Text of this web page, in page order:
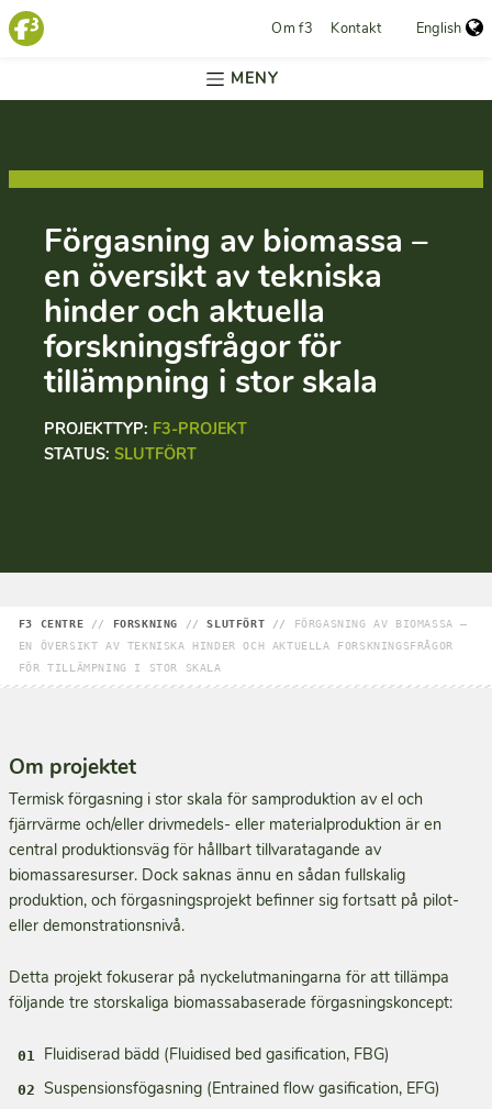
Om f3 Kontakt English
MENY
Förgasning av biomassa –
en översikt av tekniska
hinder och aktuella
forskningsfrågor för
tillämpning i stor skala
PROJEKTTYP: F3-PROJEKT
STATUS: SLUTFÖRT
F3 CENTRE // FORSKNING //SLUTFÖRT //
FÖRGASNING AV BIOMASSA –
EN ÖVERSIKT AV TEKNISKA HINDER OCH AKTUELLA FORSKNINGSFRÅGOR
FÖR TILLÄMPNING I STOR SKALA
Om projektet
Termisk förgasning i stor skala för samproduktion av el och
fjärrvärme och/eller drivmedels- eller materialproduktion är en
central produktionsväg för hållbart tillvaratagande av
biomassaresurser. Dock saknas ännu en sådan fullskalig
produktion, och förgasningsprojekt befinner sig fortsatt på pilot-
eller demonstrationsnivå.
Detta projekt fokuserar på nyckelutmaningarna för att tillämpa
följande tre storskaliga biomassabaserade förgasningskoncept:
Fluidiserad bädd (Fluidised bed gasification, FBG)
Suspensionsfögasning (Entrained flow gasification, EFG)